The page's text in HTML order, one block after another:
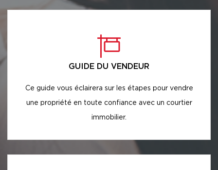
GUIDE DU VENDEUR
Ce guide vous éclairera sur les étapes pour vendre
une propriété en toute confiance avec un courtier
immobilier.